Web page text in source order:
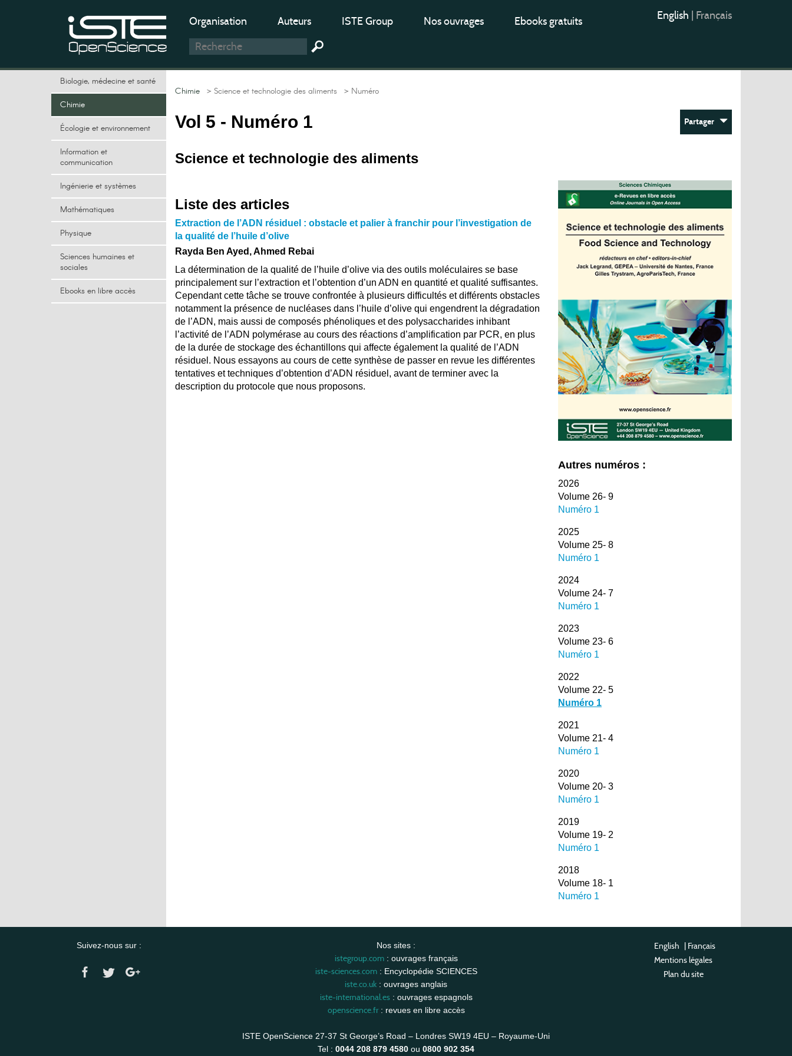
Organisation Auteurs ISTE Group Nos ouvrages Ebooks gratuits English Français
Biologie, médecine et santé
Chimie
Écologie et environnement
Information et
communication
Ingénierie et systèmes
Mathématiques
Physique
Sciences humaines et
sociales
Ebooks en libre accès
Chimie > Science et technologie des aliments > Numéro
Vol 5 - Numéro 1
Science et technologie des aliments
Partager
Liste des articles
Extraction de l’ADN résiduel : obstacle et palier à franchir pour l’investigation de
la qualité de l’huile d’olive
Rayda Ben Ayed, Ahmed Rebai
La détermination de la qualité de l’huile d’olive via des outils moléculaires se base
principalement sur l’extraction et l’obtention d’un ADN en quantité et qualité suffisantes.
Cependant cette tâche se trouve confrontée à plusieurs difficultés et différents obstacles
notamment la présence de nucléases dans l’huile d’olive qui engendrent la dégradation
de l’ADN, mais aussi de composés phénoliques et des polysaccharides inhibant
l’activité de l’ADN polymérase au cours des réactions d’amplification par PCR, en plus
de la durée de stockage des échantillons qui affecte également la qualité de l’ADN
résiduel. Nous essayons au cours de cette synthèse de passer en revue les différentes
tentatives et techniques d’obtention d’ADN résiduel, avant de terminer avec la
description du protocole que nous proposons.
Autres numéros :
2026
Volume 26- 9
Numéro 1
2025
Volume 25- 8
Numéro 1
2024
Volume 24- 7
Numéro 1
2023
Volume 23- 6
Numéro 1
2022
Volume 22- 5
Numéro 1
2021
Volume 21- 4
Numéro 1
2020
Volume 20- 3
Numéro 1
2019
Volume 19- 2
Numéro 1
2018
Volume 18- 1
Numéro 1
Suivez-nous sur : Nos sites :
istegroup.com: ouvrages français
iste-sciences.com: Encyclopédie SCIENCES
iste.co.uk : ouvrages anglais
iste-international.es: ouvrages espagnols
openscience.fr: revues en libre accès
ISTE OpenScience 27-37 St George’s Road – Londres SW19 4EU – Royaume-Uni
Tel : 0044 208 879 4580 ou 0800 902 354
English
Français
Mentions légales
Plan du site